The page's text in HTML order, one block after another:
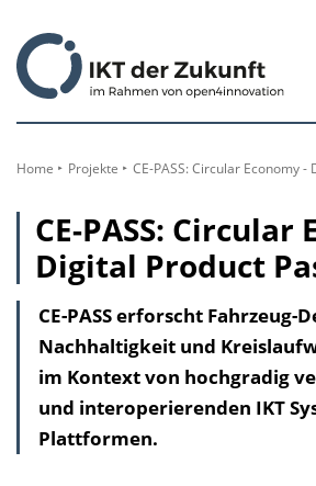
Inhalt
Home Projekte CE-PASS: Circular Economy
CE-PASS: Circular
Digital Product
CE-PASS erforscht Fahrzeug-
Nachhaltigkeit und
im Kontext von hochgradig
und interoperierenden IKT
Plattformen.